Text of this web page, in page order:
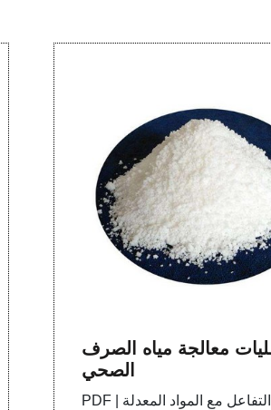
معالجة مياه الصرف
الصحي
PDF | تمت دراسة التفاعل مع المواد المعدلة